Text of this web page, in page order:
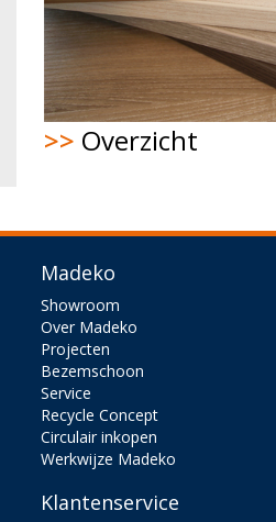
>> Overzicht
Madeko
Showroom
Over Madeko
Projecten
Bezemschoon
Service
Recycle Concept
Circulair inkopen
Werkwijze Madeko
Klantenservice